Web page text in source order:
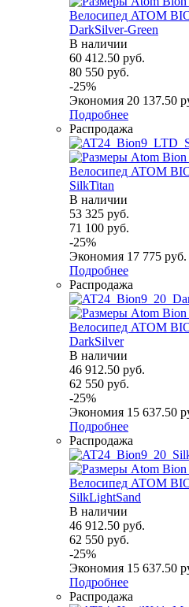
Велосипед ATOM
DarkSilver-Green
В наличии
60 412.50 руб.
80 550 руб.
-25%
Экономия 20 137.50
Подробнее
Распродажа
Велосипед ATOM
SilkTitan
В наличии
53 325 руб.
71 100 руб.
-25%
Экономия 17 775 руб.
Подробнее
Распродажа
Велосипед ATOM
DarkSilver
В наличии
46 912.50 руб.
62 550 руб.
-25%
Экономия 15 637.50
Подробнее
Распродажа
Велосипед ATOM
SilkLightSand
В наличии
46 912.50 руб.
62 550 руб.
-25%
Экономия 15 637.50
Подробнее
Распродажа